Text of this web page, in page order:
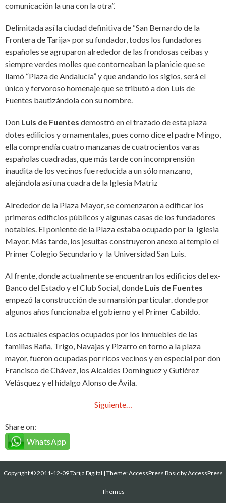
comunicación la una con la otra”.
Delimitada así la ciudad definitiva de “San Bernardo de la
Frontera de Tarija» por su fundador, todos los fundadores
españoles se agruparon alrededor de las frondosas ceibas y
siempre verdes molles que contorneaban la planicie que se
llamó “Plaza de Andalucía” y que andando los siglos, será el
único y fervoroso homenaje que se tributó a don Luis de
Fuentes bautizándola con su nombre.
Don Luis de Fuentes demostró en el trazado de esta plaza
dotes edilicios y ornamentales, pues como dice el padre Mingo,
ella comprendía cuatro manzanas de cuatrocientos varas
españolas cuadradas, que más tarde con incomprensión
inaudita de los vecinos fue reducida a un sólo manzano,
alejándola así una cuadra de la Iglesia Matriz
Alrededor de la Plaza Mayor, se comenzaron a edificar los
primeros edificios públicos y algunas casas de los fundadores
notables. El poniente de la Plaza estaba ocupado por la Iglesia
Mayor. Más tarde, los jesuitas construyeron anexo al templo el
Primer Colegio Secundario y la Universidad San Luis.
Al frente, donde actualmente se encuentran los edificios del ex-
Banco del Estado y el Club Social, donde Luis de Fuentes
empezó la construcción de su mansión particular. donde por
algunos años funcionaba el gobierno y el Primer Cabildo.
Los actuales espacios ocupados por los inmuebles de las
familias Raña, Trigo, Navajas y Pizarro en torno a la plaza
mayor, fueron ocupadas por ricos vecinos y en especial por don
Francisco de Chávez, los Alcaldes Dominguez y Gutiérez
Velásquez y el hidalgo Alonso de Ávila.
Siguiente…
Share on:
WhatsApp
Copyright © 2011-12-09 Tarija Digital | Theme:AccessPress Basicby AccessPress
Themes